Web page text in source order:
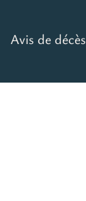
Avis de décès